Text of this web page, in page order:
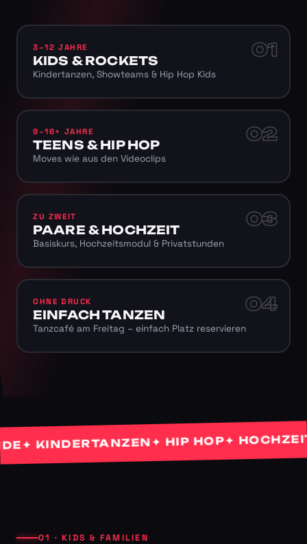
01
3–12 JAHRE
KIDS & ROCKETS
Kindertanzen, Showteams & Hip Hop Kids
02
9–16+ JAHRE
TEENS & HIP HOP
Moves wie aus den Videoclips
03
ZU ZWEIT
PAARE & HOCHZEIT
Basiskurs, Hochzeitsmodul & Privatstunden
04
OHNE DRUCK
EINFACH TANZEN
Tanzcafé am Freitag – einfach Platz reservieren
✦ HIP HOP ✦
01 · KIDS & FAMILIEN